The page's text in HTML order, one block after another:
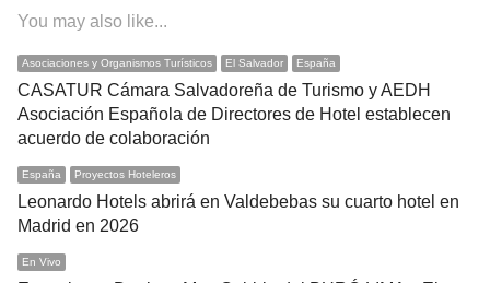
You may also like...
Asociaciones y Organismos Turísticos El Salvador España
CASATUR Cámara Salvadoreña de Turismo y AEDH
Asociación Española de Directores de Hotel establecen
acuerdo de colaboración
España Proyectos Hoteleros
Leonardo Hotels abrirá en Valdebebas su cuarto hotel en
Madrid en 2026
En Vivo